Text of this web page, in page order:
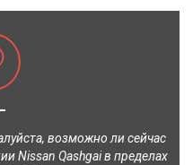
возможно ли сейчас
Nissan Qashgai в пределах